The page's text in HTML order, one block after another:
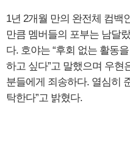
1년 2개월 만의 완전체 컴백
만큼 멤버들의 포부는 남달랐
다. 호야는 “후회 없는 활동을
하고 싶다”고 말했으며 우현
분들에게 죄송하다. 열심히
탁한다”고 밝혔다.